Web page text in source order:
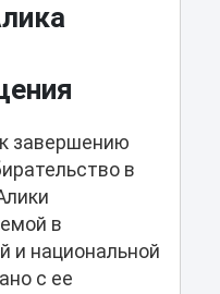
завершению
в
в
и национальной
с ее